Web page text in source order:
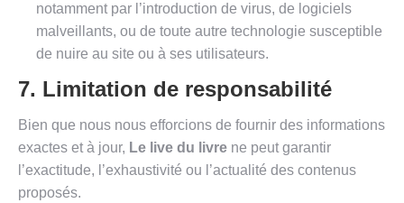
notamment par l’introduction de virus, de logiciels
malveillants, ou de toute autre technologie susceptible
de nuire au site ou à ses utilisateurs.
7. Limitation de responsabilité
Bien que nous nous efforcions de fournir des informations
exactes et à jour, Le live du livre ne peut garantir
l’exactitude, l’exhaustivité ou l’actualité des contenus
proposés.